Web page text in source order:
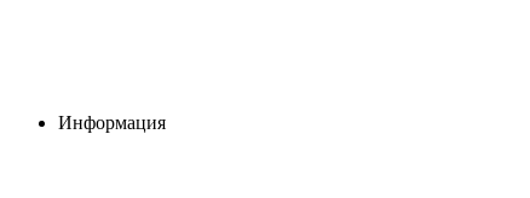
Информация